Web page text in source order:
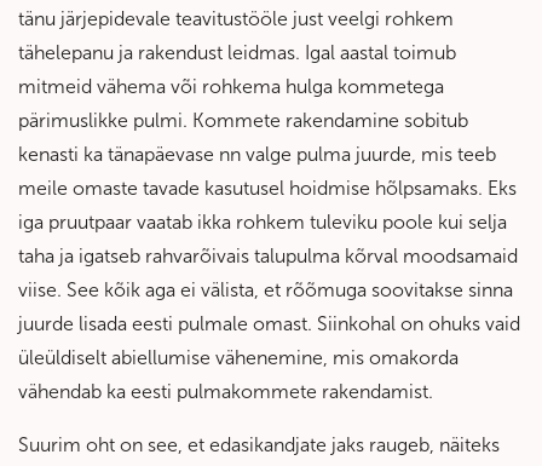
tänu järjepidevale teavitustööle just veelgi rohkem
tähelepanu ja rakendust leidmas. Igal aastal toimub
mitmeid vähema või rohkema hulga kommetega
pärimuslikke pulmi. Kommete rakendamine sobitub
kenasti ka tänapäevase nn valge pulma juurde, mis teeb
meile omaste tavade kasutusel hoidmise hõlpsamaks. Eks
iga pruutpaar vaatab ikka rohkem tuleviku poole kui selja
taha ja igatseb rahvarõivais talupulma kõrval moodsamaid
viise. See kõik aga ei välista, et rõõmuga soovitakse sinna
juurde lisada eesti pulmale omast. Siinkohal on ohuks vaid
üleüldiselt abiellumise vähenemine, mis omakorda
vähendab ka eesti pulmakommete rakendamist.
Suurim oht on see, et edasikandjate jaks raugeb, näiteks